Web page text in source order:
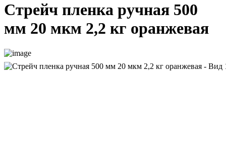
Стрейч пленка ручная 500
мм 20 мкм 2,2 кг оранжевая